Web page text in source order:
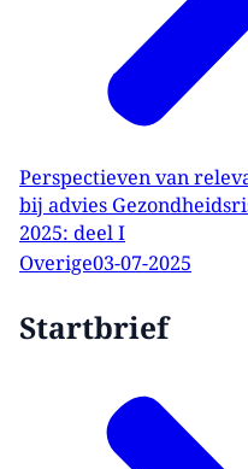
Perspectieven van
bij advies
2025: deel I
Overige03-07-2025
Startbrief